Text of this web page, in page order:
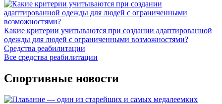
Какие критерии учитываются при создании адаптированной
одежды для людей с ограниченными возможностями?
Средства реабилитации
Все средства реабилитации
Спортивные новости